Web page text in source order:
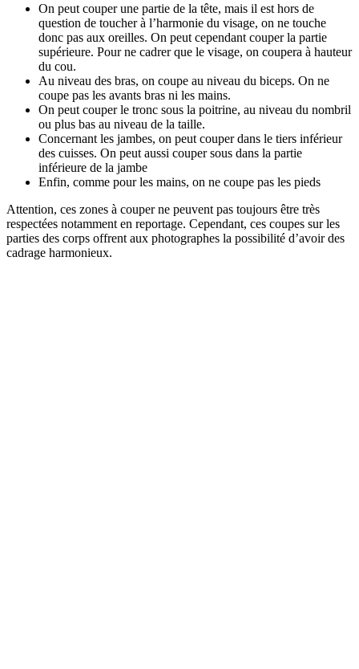
On peut couper une partie de la tête, mais il est hors de
question de toucher à l’harmonie du visage, on ne touche
donc pas aux oreilles. On peut cependant couper la partie
supérieure. Pour ne cadrer que le visage, on coupera à hauteur
du cou.
Au niveau des bras, on coupe au niveau du biceps. On ne
coupe pas les avants bras ni les mains.
On peut couper le tronc sous la poitrine, au niveau du nombril
ou plus bas au niveau de la taille.
Concernant les jambes, on peut couper dans le tiers inférieur
des cuisses. On peut aussi couper sous dans la partie
inférieure de la jambe
Enfin, comme pour les mains, on ne coupe pas les pieds
Attention, ces zones à couper ne peuvent pas toujours être très
respectées notamment en reportage. Cependant, ces coupes sur les
parties des corps offrent aux photographes la possibilité d’avoir des
cadrage harmonieux.